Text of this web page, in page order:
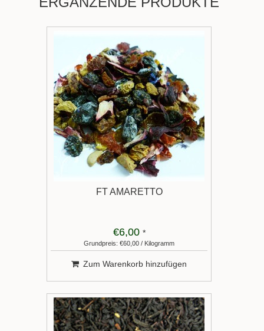
FT AMARETTO
€6,00 *
Grundpreis: €60,00 / Kilogramm
Zum Warenkorb hinzufügen